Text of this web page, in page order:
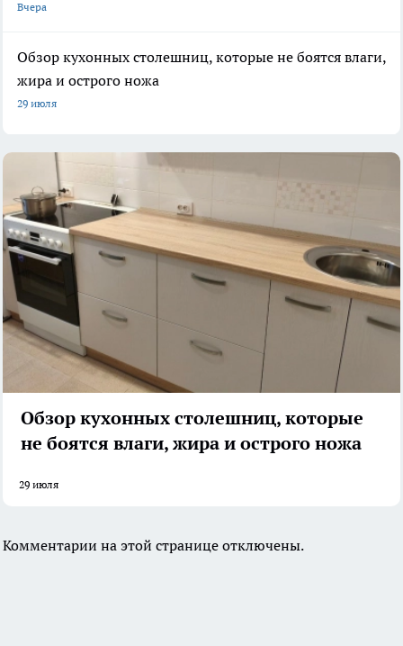
Вчера
Обзор кухонных столешниц, которые не боятся влаги,
жира и острого ножа
29 июля
Обзор кухонных столешниц, которые
не боятся влаги, жира и острого ножа
29 июля
Комментарии на этой странице отключены.